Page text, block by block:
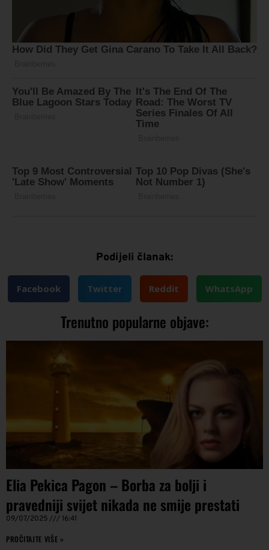
Podijeli članak:
Facebook Twitter Reddit WhatsApp
Trenutno popularne objave:
Elia Pekica Pagon – Borba za bolji i
pravedniji svijet nikada ne smije prestati
09/07/2025 16:41
PROČITAJTE VIŠE »